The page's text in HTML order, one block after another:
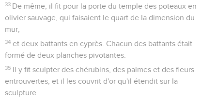
33 De même, il fit pour la porte du temple des poteaux en
olivier sauvage, qui faisaient le quart de la dimension du
mur,
34 et deux battants en cyprès. Chacun des battants était
formé de deux planches pivotantes.
35 Il y fit sculpter des chérubins, des palmes et des fleurs
entrouvertes, et il les couvrit d'or qu'il étendit sur la
sculpture.